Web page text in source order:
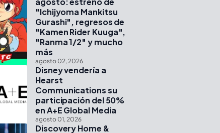
"Ichijyoma Mankitsu
Gurashi", regresos de
"Kamen Rider Kuuga",
"Ranma 1/2" y mucho
más
agosto 02, 2026
Disney vendería a
Hearst
Communications su
participación del 50%
en A+E Global Media
agosto 01, 2026
Discovery Home &